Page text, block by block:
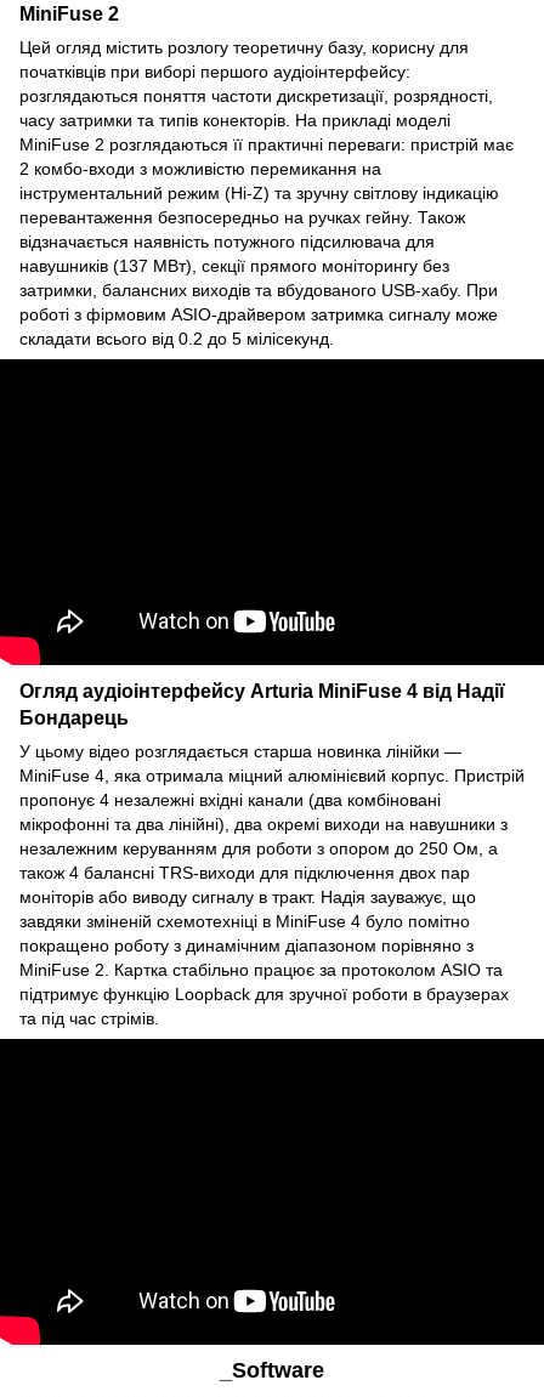
MiniFuse 2
Цей огляд містить розлогу теоретичну базу, корисну для
початківців при виборі першого аудіоінтерфейсу:
розглядаються поняття частоти дискретизації, розрядності,
часу затримки та типів конекторів. На прикладі моделі
MiniFuse 2 розглядаються її практичні переваги: пристрій має
2 комбо-входи з можливістю перемикання на
інструментальний режим (Hi-Z) та зручну світлову індикацію
перевантаження безпосередньо на ручках гейну. Також
відзначається наявність потужного підсилювача для
навушників (137 МВт), секції прямого моніторингу без
затримки, балансних виходів та вбудованого USB-хабу. При
роботі з фірмовим ASIO-драйвером затримка сигналу може
складати всього від 0.2 до 5 мілісекунд.
Огляд аудіоінтерфейсу Arturia MiniFuse 4 від Надії
Бондарець
У цьому відео розглядається старша новинка лінійки —
MiniFuse 4, яка отримала міцний алюмінієвий корпус. Пристрій
пропонує 4 незалежні вхідні канали (два комбіновані
мікрофонні та два лінійні), два окремі виходи на навушники з
незалежним керуванням для роботи з опором до 250 Ом, а
також 4 балансні TRS-виходи для підключення двох пар
моніторів або виводу сигналу в тракт. Надія зауважує, що
завдяки зміненій схемотехніці в MiniFuse 4 було помітно
покращено роботу з динамічним діапазоном порівняно з
MiniFuse 2. Картка стабільно працює за протоколом ASIO та
підтримує функцію Loopback для зручної роботи в браузерах
та під час стрімів.
_Software